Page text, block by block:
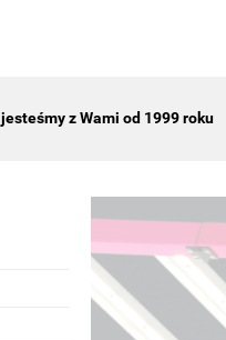
jesteśmy z Wami od 1999 roku